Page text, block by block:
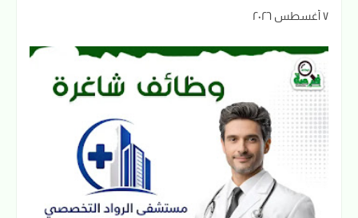
٧ أغسطس ٢٠٢٦